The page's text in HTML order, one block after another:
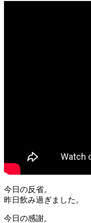
今日の反省。
昨日飲み過ぎました。
今日の感謝。